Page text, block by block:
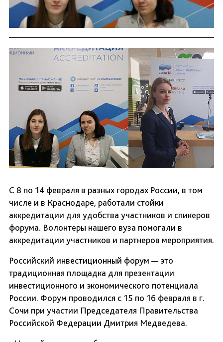
С 8 по 14 февраля в разных городах России, в том
числе и в Краснодаре, работали стойки
аккредитации для удобства участников и спикеров
форума. Волонтеры нашего вуза помогали в
аккредитации участников и партнеров мероприятия.
Российский инвестиционный форум — это
традиционная площадка для презентации
инвестиционного и экономического потенциала
России. Форум проводился с 15 по 16 февраля в г.
Сочи при участии Председателя Правительства
Российской Федерации Дмитрия Медведева.